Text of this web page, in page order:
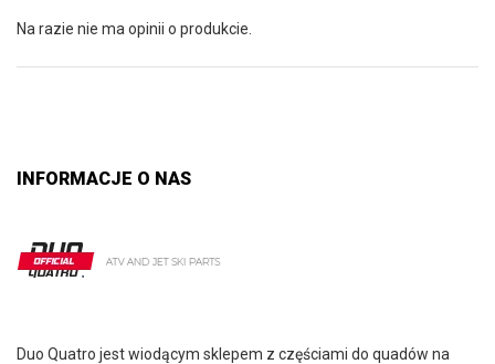
Na razie nie ma opinii o produkcie.
INFORMACJE O NAS
Duo Quatro jest wiodącym sklepem z częściami do quadów na